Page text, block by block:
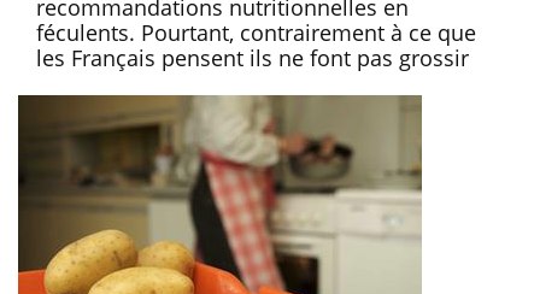
recommandations nutritionnelles en
féculents. Pourtant, contrairement à ce que
les Français pensent ils ne font pas grossir